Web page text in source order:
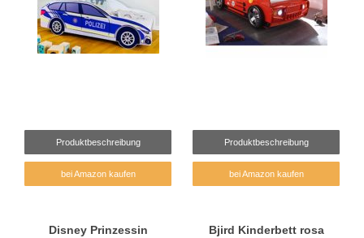
Produktbeschreibung
bei Amazon kaufen
Produktbeschreibung
bei Amazon kaufen
Disney Prinzessin
Bjird Kinderbett rosa